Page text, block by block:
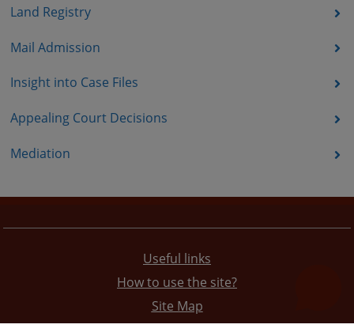
Land Registry
Mail Admission
Insight into Case Files
Appealing Court Decisions
Mediation
Useful links
How to use the site?
Site Map